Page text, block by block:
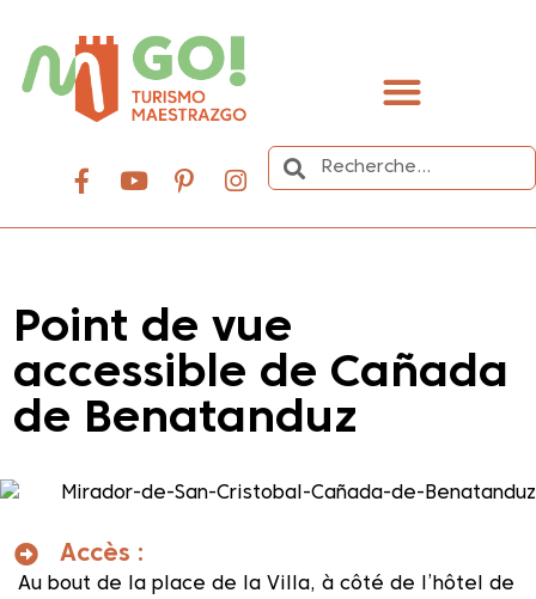
Point de vue
accessible de Cañada
de Benatanduz
Accès :
Au bout de la place de la Villa, à côté de l’hôtel de